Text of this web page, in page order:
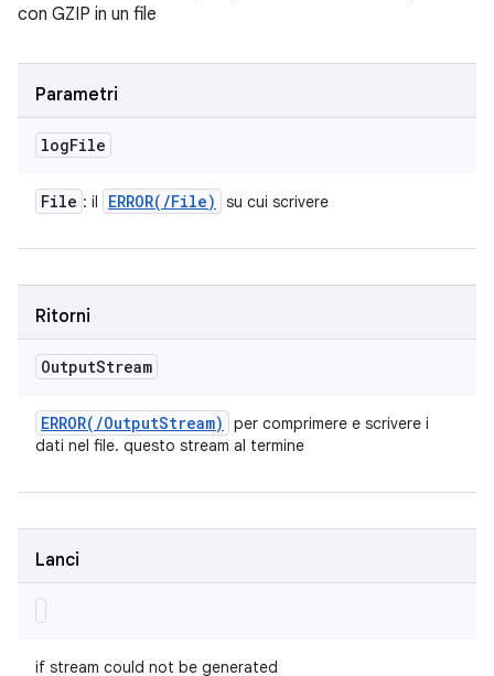
con GZIP in un file
Parametri
logFile
File : il ERROR( /File) su cui scrivere
Ritorni
OutputStream
ERROR( /OutputStream)
per comprimere e scrivere i
dati nel file. questo stream al termine
Lanci
if stream could not be generated